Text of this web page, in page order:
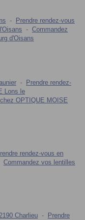
-
Prendre rendez-vous
- Commandez
d'Oisans
-
Prendre rendez-
Lons le
OPTIQUE MOISE
rendez-vous en
Commandez vos lentilles
Charlieu -
Prendre